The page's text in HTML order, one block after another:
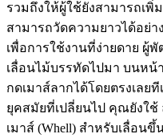
รวมถึงให้ผู้ใช้ยังสามารถเ
สามารถวัดความยาวได้อย่า
เพื่อการใช้งานที่ง่ายดาย
เลื่อนไม้บรรทัดไปมา บนหน้
กดเมาส์ลากได้โดยตรงเลย
ยุคสมัยที่เปลี่ยนไป คุณยังใช้
เมาส์ (Whell) สำหรับเลื่อนขึ้